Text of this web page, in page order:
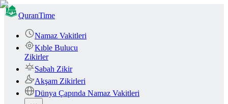
QuranTime
Namaz Vakitleri
Kıble Bulucu
Zikirler
Sabah Zikir
Akşam Zikirleri
Dünya Çapında Namaz Vakitleri